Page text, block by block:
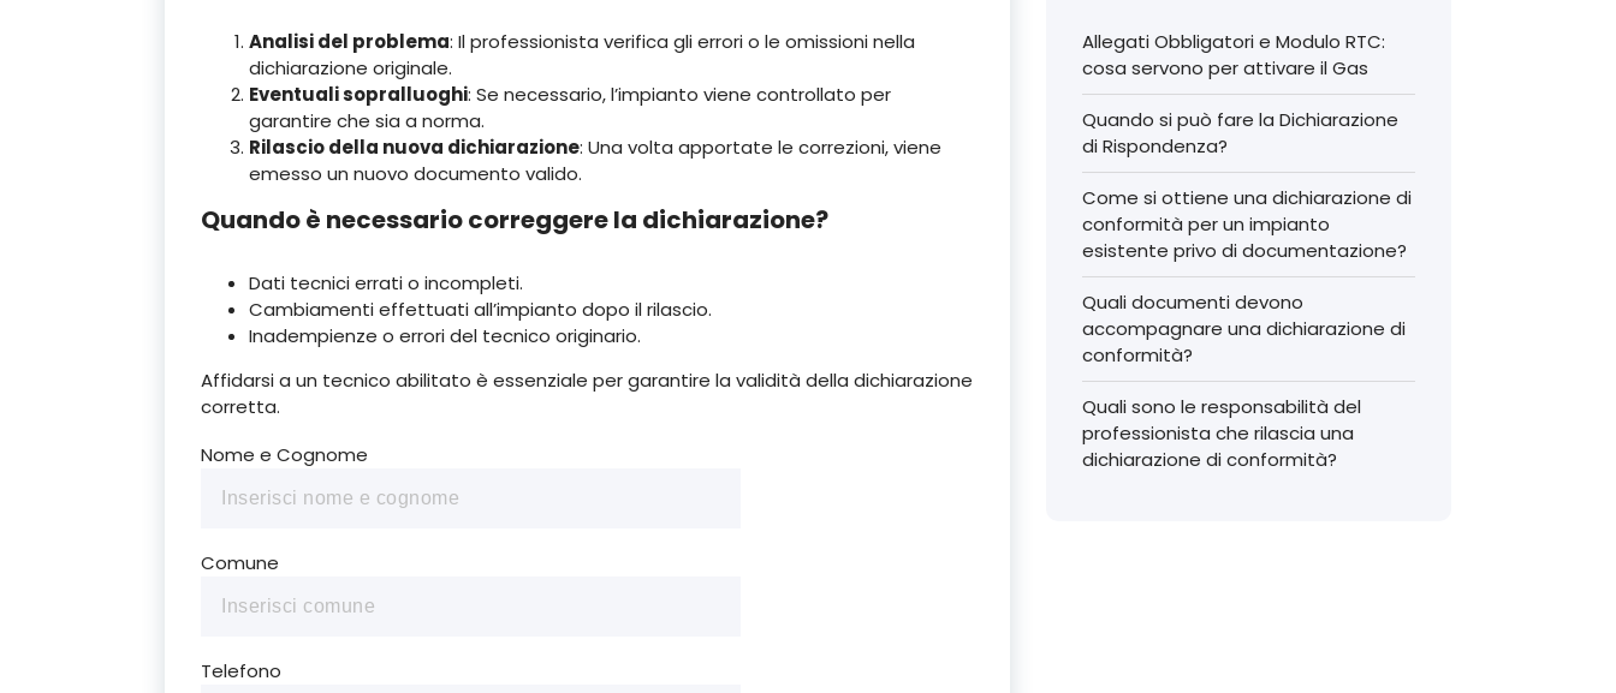
Analisi del problema: Il professionista verifica gli errori o le omissioni nella
dichiarazione originale.
Eventuali sopralluoghi: Se necessario, l’impianto viene controllato per
garantire che sia a norma.
Rilascio della nuova dichiarazione: Una volta apportate le correzioni, viene
emesso un nuovo documento valido.
Quando è necessario correggere la dichiarazione?
Dati tecnici errati o incompleti.
Cambiamenti effettuati all’impianto dopo il rilascio.
Inadempienze o errori del tecnico originario.
Affidarsi a un tecnico abilitato è essenziale per garantire la validità della dichiarazione
corretta.
Nome e Cognome
Comune
Telefono
Allegati Obbligatori e Modulo RTC:
cosa servono per attivare il Gas
Quando si può fare la Dichiarazione
di Rispondenza?
Come si ottiene una dichiarazione di
conformità per un impianto
esistente privo di documentazione?
Quali documenti devono
accompagnare una dichiarazione di
conformità?
Quali sono le responsabilità del
professionista che rilascia una
dichiarazione di conformità?